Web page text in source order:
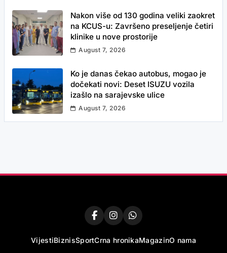
Nakon više od 130 godina veliki zaokret
na KCUS-u: Završeno preseljenje četiri
klinike u nove prostorije
August 7, 2026
Ko je danas čekao autobus, mogao je
dočekati novi: Deset ISUZU vozila
izašlo na sarajevske ulice
August 7, 2026
VijestiBiznisSportCrna hronikaMagazinO nama